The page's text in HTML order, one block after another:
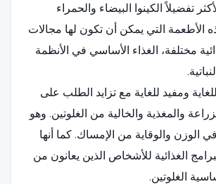
تفضيلاً الكينوا البيضاء والحمراء
الأطعمة التي يمكن أن تكون لها مجالات
مختلفة، الغذاء الأساسي في الأنظمة
ومفيد للغاية مع تزايد الطلب على
والمغذية والخالية من الغلوتين. وهو
الوزن والوقاية من الإمساك. كما أنها
الغذائية للأشخاص الذين يعانون من
الغلوتين.